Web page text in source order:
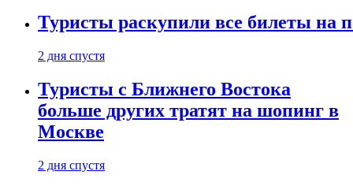
Туристы раскупили все билеты на
2 дня спустя
Туристы с Ближнего Востока
больше других тратят на шопинг в
Москве
2 дня спустя